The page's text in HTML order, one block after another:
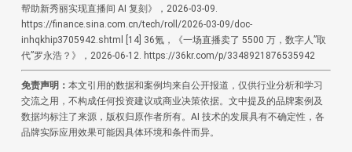
帮助新秀丽实现直播间 AI 复刻》，2026-03-09.
https://finance.sina.com.cn/tech/roll/2026-03-09/doc-
inhqkhip3705942.shtml
[14] 36氪，《一场直播卖了 5500 万，数字人”取
代”罗永浩？》，2026-06-12. https://36kr.com/p/3348921876535942
免责声明： 本文引用的数据和案例均来自公开报道，仅供行业分析和学习
交流之用，不构成任何投资建议或商业决策依据。文中提及的品牌案例及
数据均标注了来源，版权归原作者所有。AI 技术的发展具有不确定性，各
品牌实际应用效果可能因具体环境和条件而异。